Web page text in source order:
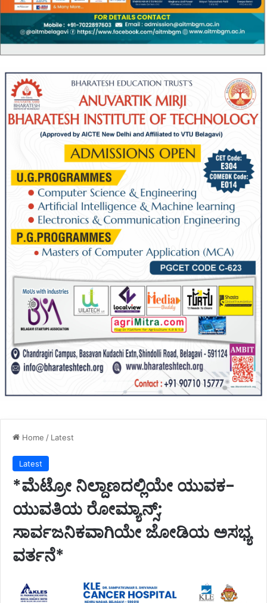
Home / Latest
Latest
*ಮೆಟ್ರೋ ನಿಲ್ದಾಣದಲ್ಲಿಯೇ ಯುವಕ-
ಯುವತಿಯ ರೋಮ್ಯಾನ್ಸ್;
ಸಾರ್ವಜನಿಕವಾಗಿಯೇ ಜೋಡಿಯ ಅಸಭ್ಯ
ವರ್ತನೆ*